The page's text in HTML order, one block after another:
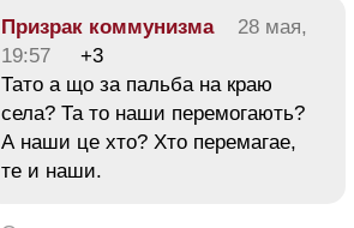
Призрак коммунизма
28 мая,
19:57
+3
Тато а що за пальба на краю
села? Та то наши перемогають?
А наши це хто? Хто перемагае,
те и наши.